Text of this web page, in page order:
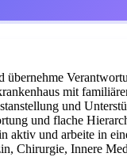
übernehme
mit
und
und flache
aktiv und arbeite in
Chirurgie, Innere